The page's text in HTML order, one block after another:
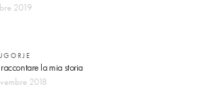
2019
la mia storia
2018